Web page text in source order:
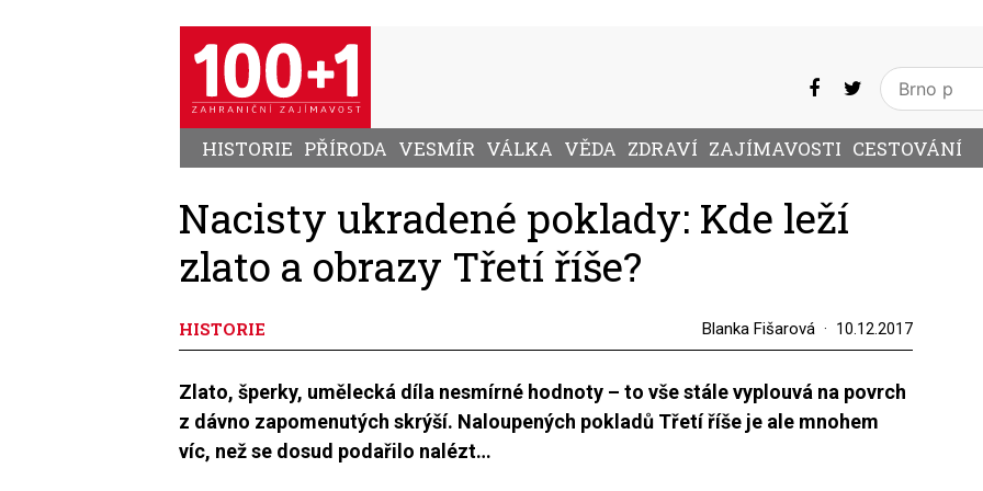
HISTORIE PŘÍRODA VESMÍR VÁLKA VĚDA ZDRAVÍ ZAJÍMAVOSTI CESTOVÁNÍ
Nacisty ukradené poklady: Kde leží
zlato a obrazy Třetí říše?
HISTORIE Blanka Fišarová 10.12.2017
Zlato, šperky, umělecká díla nesmírné hodnoty – to vše stále vyplouvá na povrch
z dávno zapomenutých skrýší. Naloupených pokladů Třetí říše je ale mnohem
víc, než se dosud podařilo nalézt…